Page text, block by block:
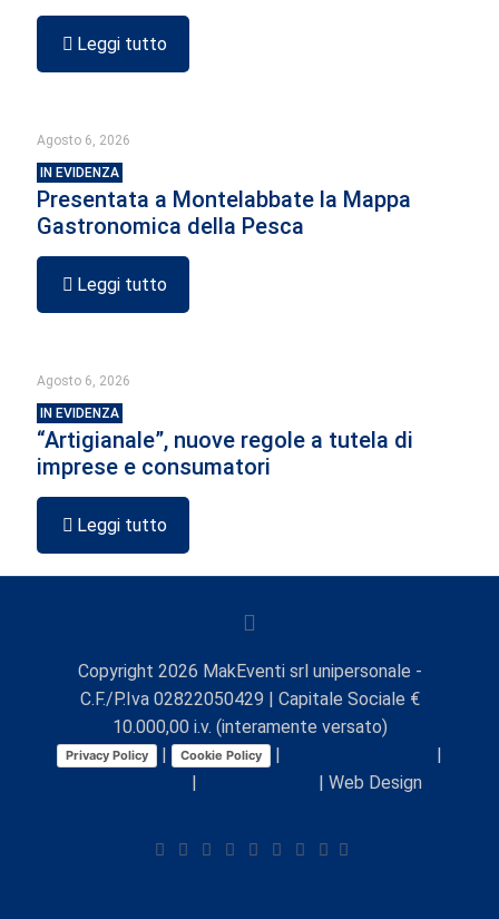
Leggi tutto
Agosto 6, 2026
IN EVIDENZA
Presentata a Montelabbate la Mappa
Gastronomica della Pesca
Leggi tutto
Agosto 6, 2026
IN EVIDENZA
“Artigianale”, nuove regole a tutela di
imprese e consumatori
Leggi tutto
Copyright 2026 MakEventi srl unipersonale -
C.F./P.Iva 02822050429 | Capitale Sociale €
10.000,00 i.v. (interamente versato)
Privacy Policy | Cookie Policy |
|
|
| Web Design